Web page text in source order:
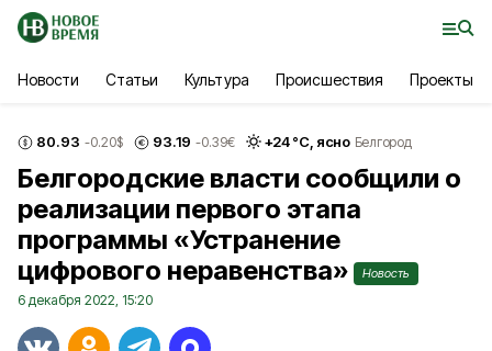
Новости Статьи Культура Происшествия Проекты
80.93 -0.20$ 93.19 -0.39€ +24°С, ясно Белгород
Белгородские власти сообщили о
реализации первого этапа
программы «Устранение
цифрового неравенства»
Новость
6 декабря 2022, 15:20